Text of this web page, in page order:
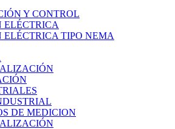
Y CONTROL
ELÉCTRICA
ELÉCTRICA TIPO NEMA
DE MEDICION